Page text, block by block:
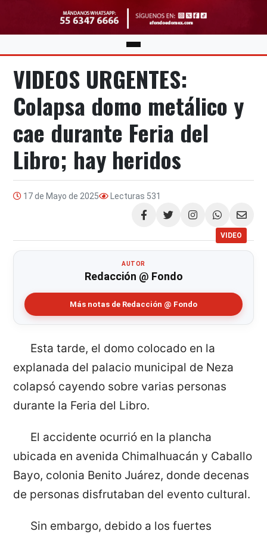
VIDEOS URGENTES:
Colapsa domo metálico y
cae durante Feria del
Libro; hay heridos
17 de Mayo de 2025 Lecturas 531
Compartir
VIDEO
AUTOR
Redacción @ Fondo
Más notas de Redacción @ Fondo
Esta tarde, el domo colocado en la
explanada del palacio municipal de Neza
colapsó cayendo sobre varias personas
durante la Feria del Libro.
El accidente ocurrió en la plancha
ubicada en avenida Chimalhuacán y Caballo
Bayo, colonia Benito Juárez, donde decenas
de personas disfrutaban del evento cultural.
Sin embargo, debido a los fuertes